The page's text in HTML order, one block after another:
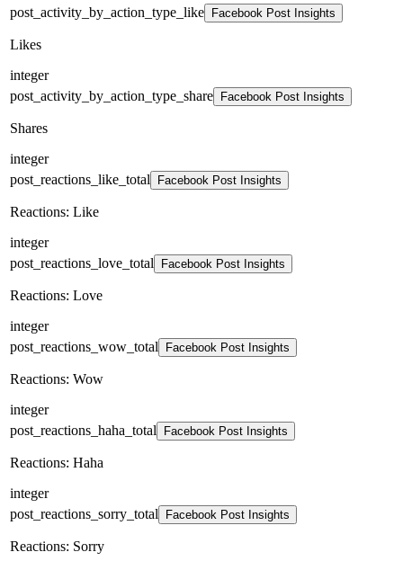
post_activity_by_action_type_like
Facebook Post Insights
Likes
integer
post_activity_by_action_type_share
Facebook Post Insights
Shares
integer
post_reactions_like_total
Facebook Post Insights
Reactions: Like
integer
post_reactions_love_total
Facebook Post Insights
Reactions: Love
integer
post_reactions_wow_total
Facebook Post Insights
Reactions: Wow
integer
post_reactions_haha_total
Facebook Post Insights
Reactions: Haha
integer
post_reactions_sorry_total
Facebook Post Insights
Reactions: Sorry